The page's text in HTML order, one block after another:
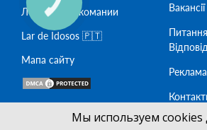
Лечение наркомании
Lar de Idosos 🇵🇹
Мапа сайту
SeoСaptain
Вакансії
Реклама
Мы используем cookies